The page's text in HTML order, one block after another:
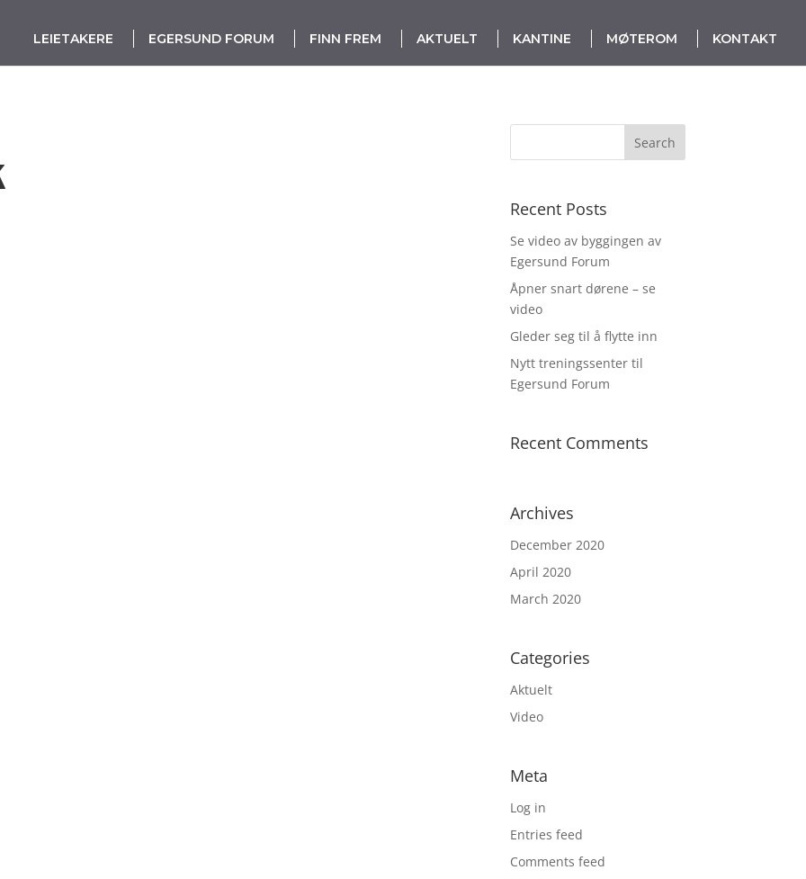
LEIETAKERE EGERSUND FORUM FINN FREM AKTUELT KANTINE MØTEROM KONTAKT
Recent Posts
Se video av byggingen av
Egersund Forum
Åpner snart dørene – se
video
Gleder seg til å flytte inn
Nytt treningssenter til
Egersund Forum
Recent Comments
Archives
December 2020
April 2020
March 2020
Categories
Aktuelt
Video
Meta
Log in
Entries feed
Comments feed